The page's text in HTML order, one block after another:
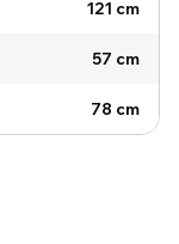
121 cm
57 cm
78 cm